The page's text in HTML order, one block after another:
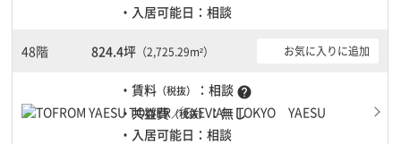
・入居可能日：相談
48階 824.4坪 （2,725.29m²） お気に入りに追加
・賃料 （税抜） ：相談 help
・共益費（税抜）：無し
・入居可能日：相談